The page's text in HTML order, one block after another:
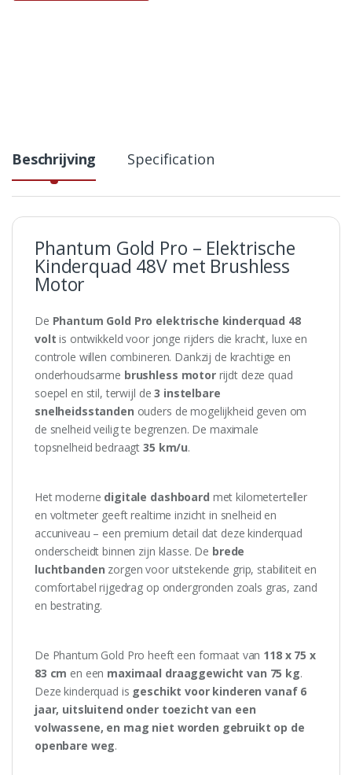
Beschrijving Specification
Phantum Gold Pro – Elektrische
Kinderquad 48V met Brushless
Motor
De Phantum Gold Pro elektrische kinderquad 48
volt is ontwikkeld voor jonge rijders die kracht, luxe en
controle willen combineren. Dankzij de krachtige en
onderhoudsarme brushless motorrijdt deze quad
soepel en stil, terwijl de3 instelbare
snelheidsstanden ouders de mogelijkheid geven om
de snelheid veilig te begrenzen. De maximale
topsnelheid bedraagt35 km/u.
Het moderne digitale dashboard met kilometerteller
en voltmeter geeft realtime inzicht in snelheid en
accuniveau – een premium detail dat deze kinderquad
onderscheidt binnen zijn klasse. De brede
luchtbanden zorgen voor uitstekende grip, stabiliteit en
comfortabel rijgedrag op ondergronden zoals gras, zand
en bestrating.
De Phantum Gold Pro heeft een formaat van 118 x 75 x
83 cm en een maximaal draaggewicht van 75 kg.
Deze kinderquad is geschikt voor kinderen vanaf 6
jaar, uitsluitend onder toezicht van een
volwassene, en mag niet worden gebruikt op de
openbare weg.